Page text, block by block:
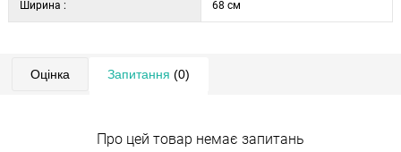
Ширина : 68 см
Оцінка Запитання (0)
Про цей товар немає запитань